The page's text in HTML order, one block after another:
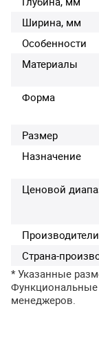
Ширина, мм
Особенности
Материалы
Форма
Размер
Назначение
Ценовой
Производители
Страна-
* Указанные
Функциональные
менеджеров.